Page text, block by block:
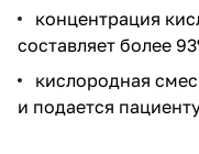
концентрация
составляет более
кислородная
и подается